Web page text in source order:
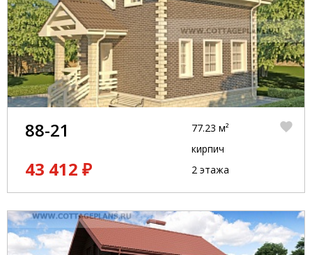
88-21
43 412 ₽
77.23 м²
кирпич
2 этажа